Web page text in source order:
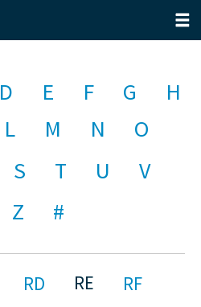
D E F G
H
L M N
O
S T U
V
Z #
RD RE
RF